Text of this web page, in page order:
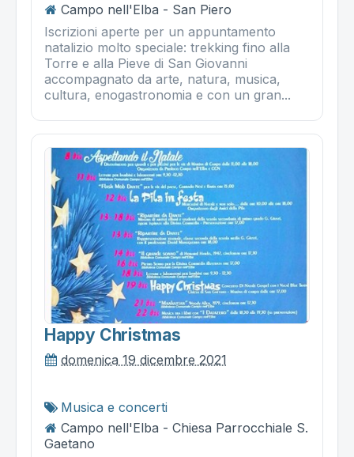
Campo nell'Elba - San Piero
Iscrizioni aperte per un appuntamento
natalizio molto speciale: trekking fino alla
Torre e alla Pieve di San Giovanni
accompagnato da arte, natura, musica,
cultura, enogastronomia e con un gran...
Happy Christmas
domenica 19 dicembre 2021
Musica e concerti
Campo nell'Elba - Chiesa Parrocchiale S.
Gaetano